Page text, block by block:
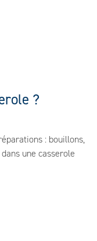
?
: bouillons,
une casserole